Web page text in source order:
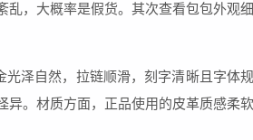
乱，大概率是假货。其次查看包包外观细
泽自然，拉链顺滑，刻字清晰且字体规
异。材质方面，正品使用的皮革质感柔软